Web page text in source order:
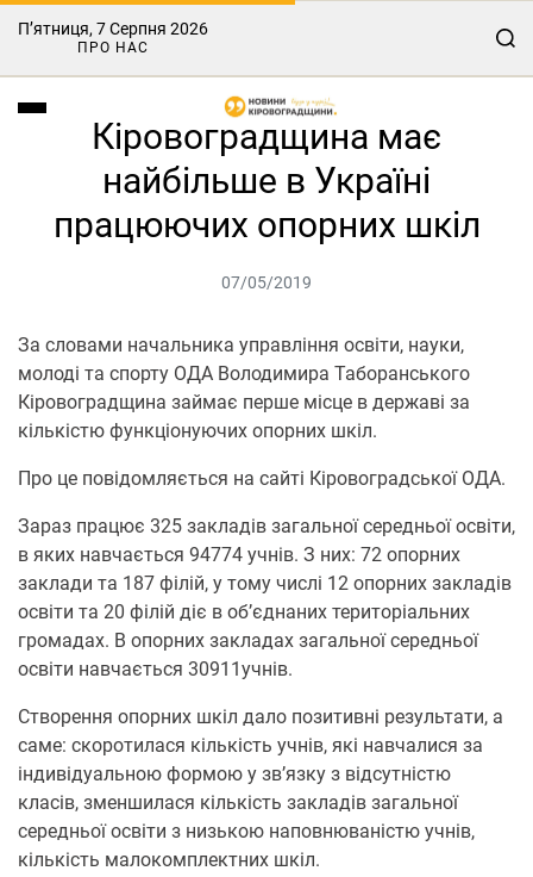
П’ятниця, 7 Серпня 2026
ПРО НАС
Кіровоградщина має
найбільше в Україні
працюючих опорних шкіл
07/05/2019
За словами начальника управління освіти, науки,
молоді та спорту ОДА Володимира Таборанського
Кіровоградщина займає перше місце в державі за
кількістю функціонуючих опорних шкіл.
Про це повідомляється на сайті Кіровоградської ОДА.
Зараз працює 325 закладів загальної середньої освіти,
в яких навчається 94774 учнів. З них: 72 опорних
заклади та 187 філій, у тому числі 12 опорних закладів
освіти та 20 філій діє в об’єднаних територіальних
громадах. В опорних закладах загальної середньої
освіти навчається 30911учнів.
Створення опорних шкіл дало позитивні результати, а
саме: скоротилася кількість учнів, які навчалися за
індивідуальною формою у зв’язку з відсутністю
класів, зменшилася кількість закладів загальної
середньої освіти з низькою наповнюваністю учнів,
кількість малокомплектних шкіл.